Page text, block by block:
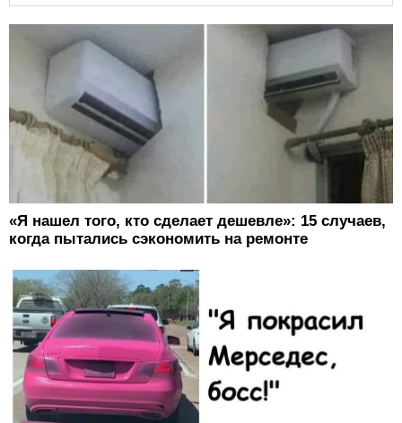
«Я нашел того, кто сделает дешевле»: 15 случаев,
когда пытались сэкономить на ремонте